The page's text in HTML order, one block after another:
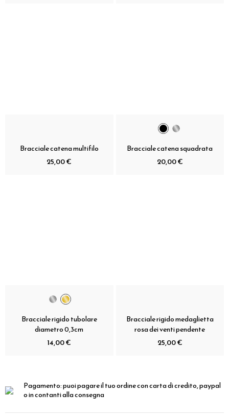
Bracciale catena multifilo
25,00 €
Bracciale catena squadrata
20,00 €
Bracciale rigido tubolare
diametro 0,3cm
14,00 €
Bracciale rigido medaglietta
rosa dei venti pendente
25,00 €
Pagamento:puoi pagare il tuo ordine con carta di credito, paypal
o in contanti alla consegna